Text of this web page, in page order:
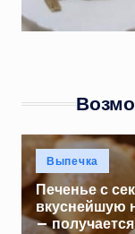
Опубликовано
в Выпечка
Печенье с
вкуснейшую
—